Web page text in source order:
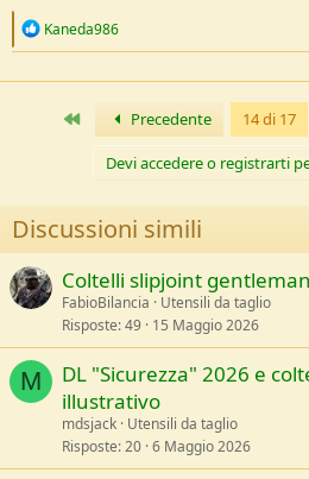
R
c
Kaneda986
Primo Precedente 14 di 17
Devi accedere o registrarti
Discussioni simili
Coltelli slipjoint
FabioBilancia
Utensili da taglio
Risposte 49 15 Maggio 2026
M
DL "Sicurezza" 2026 e
illustrativo
mdsjack Utensili da taglio
Risposte 20 6 Maggio 2026